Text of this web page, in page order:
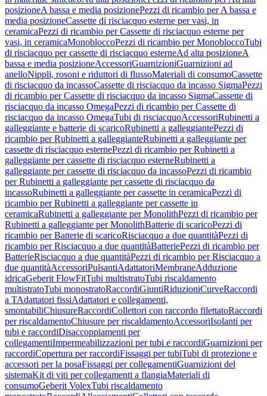
posizioneA bassa e media posizionePezzi di ricambio per A bassa e
media posizioneCassette di risciacquo esterne per vasi, in
ceramicaPezzi di ricambio per Cassette di risciacquo esterne per
vasi, in ceramicaMonobloccoPezzi di ricambio per MonobloccoTubi
di risciacquo per cassette di risciacquo esterneAd alta posizioneA
bassa e media posizioneAccessoriGuarnizioniGuarnizioni ad
anelloNippli, rosoni e riduttori di flussoMateriali di consumoCassette
di risciacquo da incassoCassette di risciacquo da incasso SigmaPezzi
di ricambio per Cassette di risciacquo da incasso SigmaCassette di
risciacquo da incasso OmegaPezzi di ricambio per Cassette di
risciacquo da incasso OmegaTubi di risciacquoAccessoriRubinetti a
galleggiante e batterie di scaricoRubinetti a galleggiantePezzi di
ricambio per Rubinetti a galleggianteRubinetti a galleggiante per
cassette di risciacquo esternePezzi di ricambio per Rubinetti a
galleggiante per cassette di risciacquo esterneRubinetti a
galleggiante per cassette di risciacquo da incassoPezzi di ricambio
per Rubinetti a galleggiante per cassette di risciacquo da
incassoRubinetti a galleggiante per cassette in ceramicaPezzi di
ricambio per Rubinetti a galleggiante per cassette in
ceramicaRubinetti a galleggiante per MonolithPezzi di ricambio per
Rubinetti a galleggiante per MonolithBatterie di scaricoPezzi di
ricambio per Batterie di scaricoRisciacquo a due quantitàPezzi di
ricambio per Risciacquo a due quantitàBatteriePezzi di ricambio per
BatterieRisciacquo a due quantitàPezzi di ricambio per Risciacquo a
due quantitàAccessoriPulsantiAdattatoriMembraneAdduzione
idricaGeberit FlowFitTubi multistratoTubi riscaldamento
multistratoTubi monostratoRaccordiGiuntiRiduzioniCurveRaccordi
a TAdattatori fissiAdattatori e collegamenti,
smontabiliChiusureRaccordiCollettori con raccordo filettatoRaccordi
per riscaldamentoChiusure per riscaldamentoAccessoriIsolanti per
tubi e raccordiDisaccoppiamenti per
collegamentiImpermeabilizzazioni per tubi e raccordiGuarnizioni per
raccordiCopertura per raccordiFissaggi per tubiTubi di protezione e
accessori per la posaFissaggi per collegamentiGuarnizioni del
sistemaKit di viti per collegamenti a flangiaMateriali di
consumoGeberit VolexTubi riscaldamento